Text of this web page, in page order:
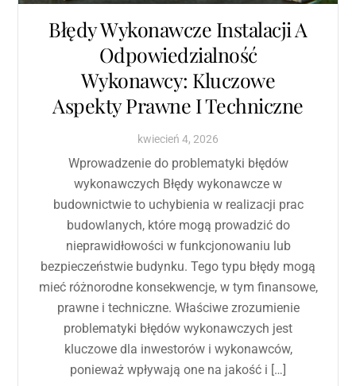
Błędy Wykonawcze Instalacji A
Odpowiedzialność
Wykonawcy: Kluczowe
Aspekty Prawne I Techniczne
kwiecień 4, 2026
Wprowadzenie do problematyki błędów
wykonawczych Błędy wykonawcze w
budownictwie to uchybienia w realizacji prac
budowlanych, które mogą prowadzić do
nieprawidłowości w funkcjonowaniu lub
bezpieczeństwie budynku. Tego typu błędy mogą
mieć różnorodne konsekwencje, w tym finansowe,
prawne i techniczne. Właściwe zrozumienie
problematyki błędów wykonawczych jest
kluczowe dla inwestorów i wykonawców,
ponieważ wpływają one na jakość i […]